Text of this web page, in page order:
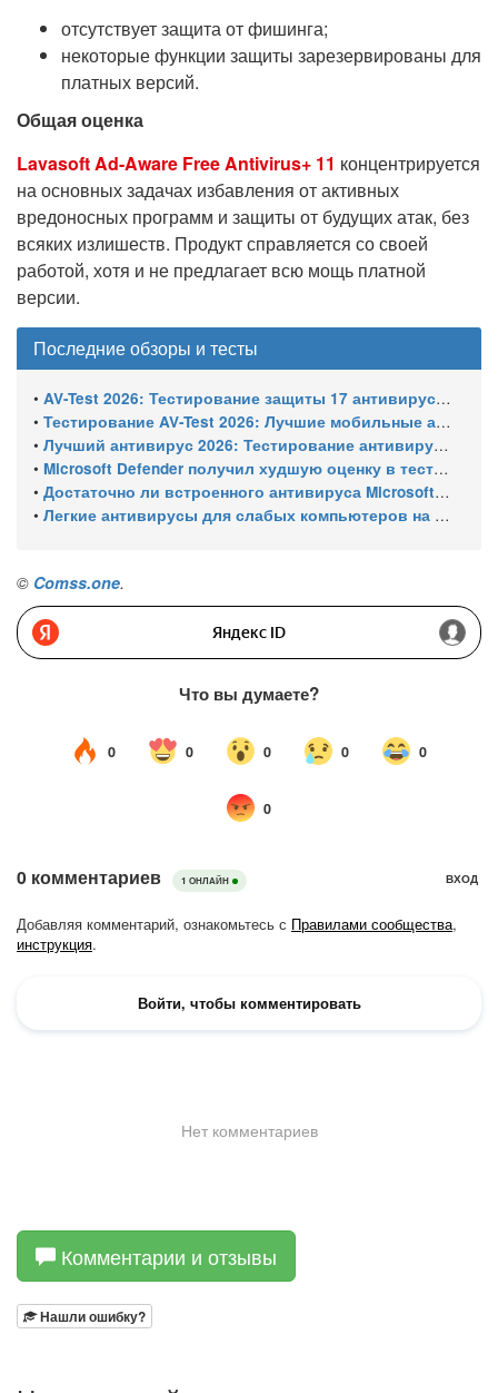
отсутствует защита от фишинга;
некоторые функции защиты зарезервированы для
платных версий.
Общая оценка
Lavasoft Ad-Aware Free Antivirus+ 11 концентрируется
на основных задачах избавления от активных
вредоносных программ и защиты от будущих атак, без
всяких излишеств. Продукт справляется со своей
работой, хотя и не предлагает всю мощь платной
версии.
Последние обзоры и тесты
• AV-Test 2026: Тестирование защиты 17 антивирусов от программ-вымогателей и инфостилеров
• Тестирование AV-Test 2026: Лучшие мобильные антивирусы для Android
• Лучший антивирус 2026: Тестирование антивирусов для Windows 11 – с настройками по умолчанию
• Microsoft Defender получил худшую оценку в тестировании 16 антивирусов для Windows
• Достаточно ли встроенного антивируса Microsoft Defender для защиты Windows ПК?
• Легкие антивирусы для слабых компьютеров на Windows 11 – тест AV-Comparatives (апрель 2026)
© Comss.one.
Комментарии и отзывы
Нашли ошибку?